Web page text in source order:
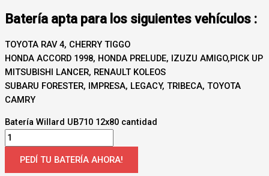
Batería apta para los siguientes vehículos :
TOYOTA RAV 4, CHERRY TIGGO
HONDA ACCORD 1998, HONDA PRELUDE, IZUZU AMIGO,PICK UP
MITSUBISHI LANCER, RENAULT KOLEOS
SUBARU FORESTER, IMPRESA, LEGACY, TRIBECA, TOYOTA
CAMRY
Batería Willard UB710 12x80 cantidad
PEDÍ TU BATERÍA AHORA!